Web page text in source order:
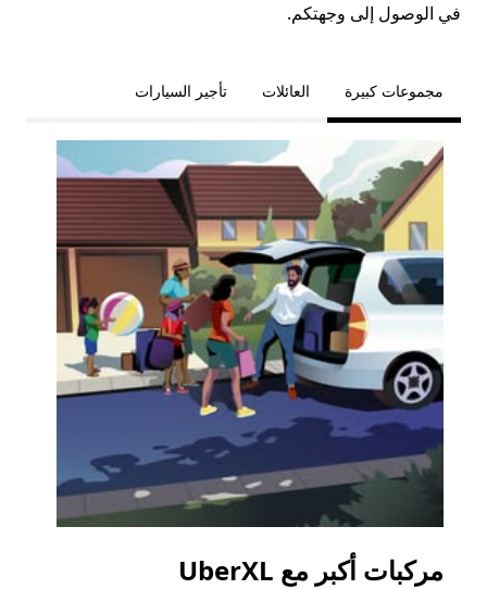
في الوصول إلى وجهتكم.
مجموعات كبيرة العائلات تأجير السيارات
مركبات أكبر مع UberXL